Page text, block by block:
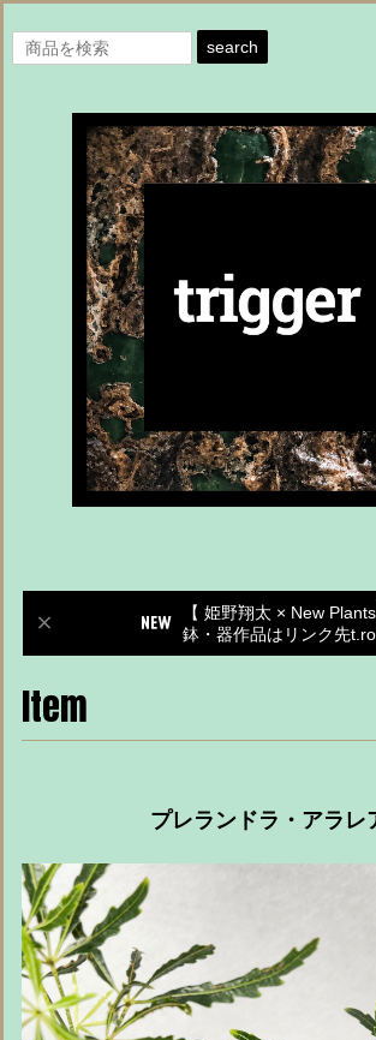
search
【 姫野翔太 × New Plants
鉢・器作品はリンク先
Item
プレランドラ・アラレ